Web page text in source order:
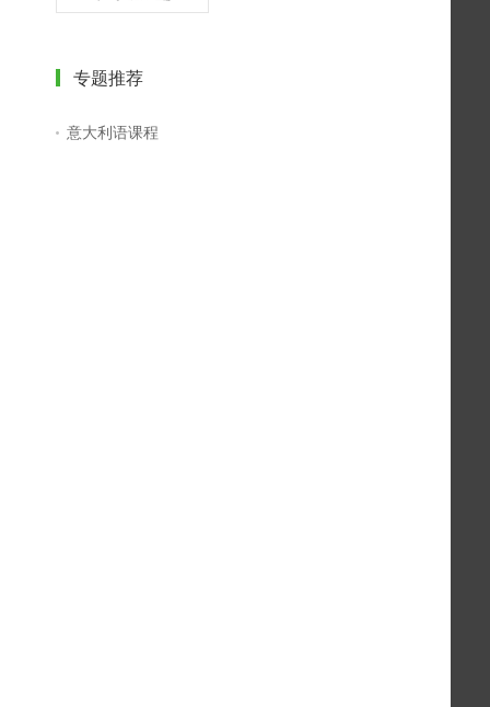
专题推荐
意大利语课程